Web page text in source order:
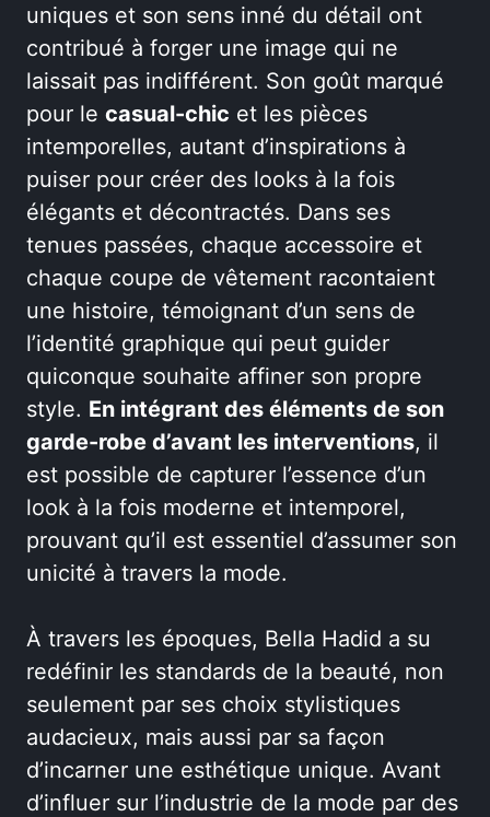
uniques et son sens inné du détail ont
contribué à forger une image qui ne
laissait pas indifférent. Son goût marqué
pour le casual-chic et les pièces
intemporelles, autant d’inspirations à
puiser pour créer des looks à la fois
élégants et décontractés. Dans ses
tenues passées, chaque accessoire et
chaque coupe de vêtement racontaient
une histoire, témoignant d’un sens de
l’identité graphique qui peut guider
quiconque souhaite affiner son propre
style. En intégrant des éléments de son
garde-robe d’avant les interventions, il
est possible de capturer l’essence d’un
look à la fois moderne et intemporel,
prouvant qu’il est essentiel d’assumer son
unicité à travers la mode.
À travers les époques, Bella Hadid a su
redéfinir les standards de la beauté, non
seulement par ses choix stylistiques
audacieux, mais aussi par sa façon
d’incarner une esthétique unique. Avant
d’influer sur l’industrie de la mode par des